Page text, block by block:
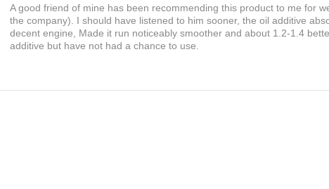
A good friend of mine has been recommending this product to me for
the company). I should have listened to him sooner, the oil additive
decent engine, Made it run noticeably smoother and about 1.2-1.4
additive but have not had a chance to use.